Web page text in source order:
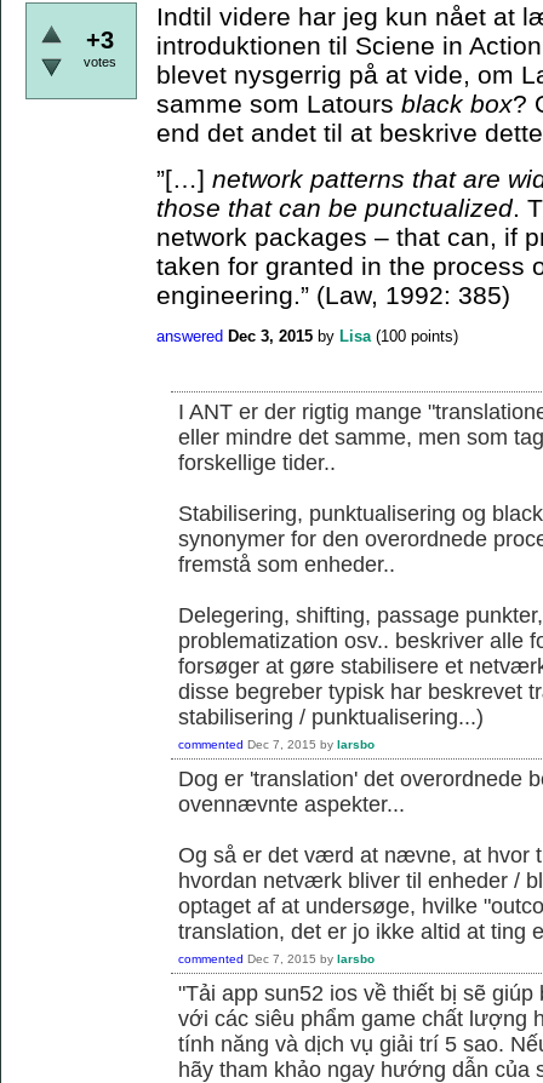
+3
votes
Indtil videre har jeg kun nået at
introduktionen til Sciene in
blevet nysgerrig på at vide, om
samme som Latours black box?
end det andet til at beskrive
”[…] network patterns that are
those that can be punctualized.
network packages – that can, if
taken for granted in the process
engineering.” (Law, 1992: 385)
answered Dec 3, 2015 by Lisa (100 points)
I ANT er der rigtig mange
eller mindre det samme, men som
forskellige tider..
Stabilisering, punktualisering og
synonymer for den overordnede
fremstå som enheder..
Delegering, shifting, passage
problematization osv.. beskriver alle
forsøger at gøre stabilisere et
disse begreber typisk har beskrevet
stabilisering / punktualisering...)
commented Dec 7, 2015 by larsbo
Dog er 'translation' det overordnede
ovennævnte aspekter...
Og så er det værd at nævne, at hvor
hvordan netværk bliver til enheder /
optaget af at undersøge, hvilke
translation, det er jo ikke altid at ting
commented Dec 7, 2015 by larsbo
"Tải app sun52 ios về thiết bị sẽ
với các siêu phẩm game chất lượng
tính năng và dịch vụ giải trí 5 sao.
hãy tham khảo ngay hướng dẫn của